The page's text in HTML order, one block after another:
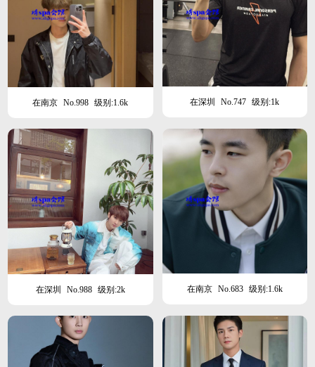
在南京 No.998 级别:1.6k 在深圳 No.747 级别:1k
在深圳 No.988 级别:2k 在南京 No.683 级别:1.6k